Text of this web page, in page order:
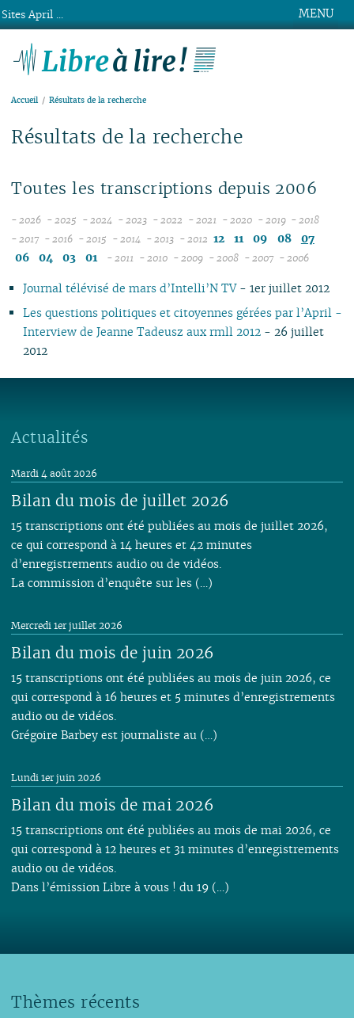
MENU
Accueil Résultats de la recherche
Résultats de la recherche
Toutes les transcriptions depuis 2006
- 2026
07
05
04
03
- 2025
11
09
08
07
01
- 2024
09
08
07
- 2023
09
08
07
- 2022
09
08
07
- 2021
12
09
08
07
- 2020
12
09
08
07
- 2019
12
09
08
07
- 2018
09
08
- 2017
12
10
09
08
07
02
- 2016
12
10
09
08
02
- 2015
10
09
08
- 2014
10
09
08
- 2013
09
08
04
- 2012 12 11 09 08
07
06
04 03 01 - 2011
11
10
09
- 2010
11
10
09
01
- 2009 - 2008
11
10
06
- 2007 - 2006
Journal télévisé de mars d’Intelli’N TV- 1er juillet 2012
Les questions politiques et citoyennes gérées par l’April -
Interview de Jeanne Tadeusz aux rmll 2012- 26 juillet
2012
Actualités
Bilan du mois de juillet 2026
Mardi 4 août 2026
15 transcriptions ont été publiées au mois de juillet 2026,
ce qui correspond à 14 heures et 42 minutes
d’enregistrements audio ou de vidéos.
La commission d’enquête sur les (…)
Bilan du mois de juin 2026
Mercredi 1er juillet 2026
15 transcriptions ont été publiées au mois de juin 2026, ce
qui correspond à 16 heures et 5 minutes d’enregistrements
audio ou de vidéos.
Grégoire Barbey est journaliste au (…)
Bilan du mois de mai 2026
Lundi 1er juin 2026
15 transcriptions ont été publiées au mois de mai 2026, ce
qui correspond à 12 heures et 31 minutes d’enregistrements
audio ou de vidéos.
Dans l’émission Libre à vous ! du 19 (…)
Thèmes récents
Sites April ...